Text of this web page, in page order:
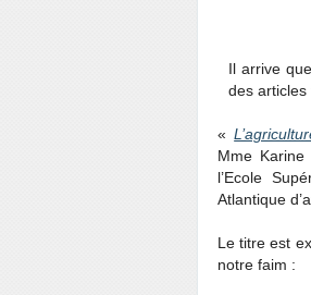
Il arrive
des articles
«
Mme
l’Ecole
Atlantique
Le titre est
notre faim :